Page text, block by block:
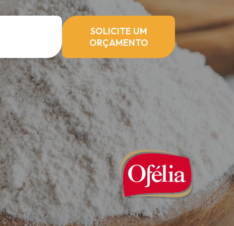
SOLICITE UM
ORÇAMENTO